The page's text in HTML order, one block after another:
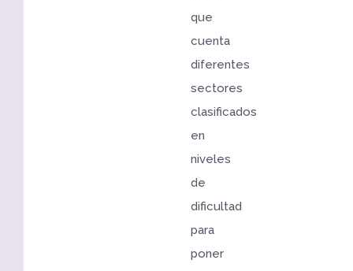
que
cuenta
diferentes
sectores
clasificados
en
niveles
de
dificultad
para
poner